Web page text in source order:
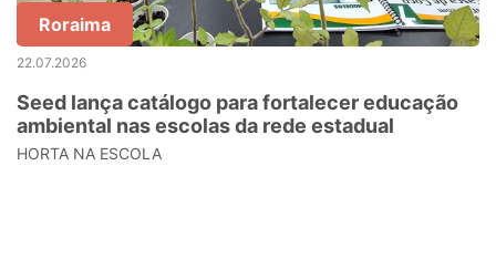
Roraima
22.07.2026
Seed lança catálogo para fortalecer educação
ambiental nas escolas da rede estadual
HORTA NA ESCOLA